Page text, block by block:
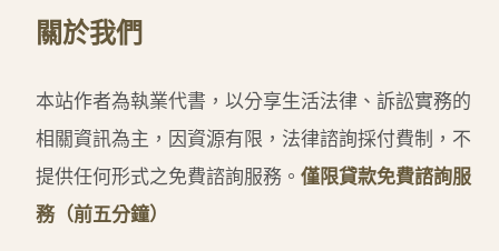
關於我們
本站作者為執業代書，以分享生活法律、訴訟實務的
相關資訊為主，因資源有限，法律諮詢採付費制，不
提供任何形式之免費諮詢服務。 僅限貸款免費諮詢服
務（前五分鐘）